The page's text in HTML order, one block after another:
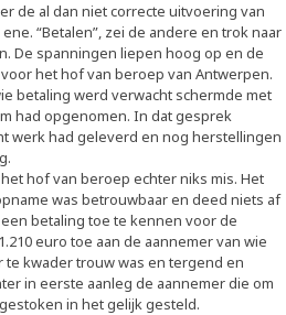
de al dan niet correcte uitvoering van
“Betalen”, zei de andere en trok naar
De spanningen liepen hoog op en de
het hof van beroep van Antwerpen.
betaling werd verwacht schermde met
had opgenomen. In dat gesprek
werk had geleverd en nog herstellingen
hof van beroep echter niks mis. Het
was betrouwbaar en deed niets af
betaling toe te kennen voor de
euro toe aan de aannemer van wie
kwader trouw was en tergend en
in eerste aanleg de aannemer die om
in het gelijk gesteld.